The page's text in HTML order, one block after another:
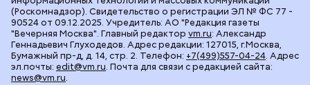
(Роскомнадзор). Свидетельство о регистрации ЭЛ № ФС 77 -
90524 от 09.12.2025. Учредитель: АО "Редакция газеты
"Вечерняя Москва". Главный редактор vm.ru: Александр
Геннадьевич Глуходедов. Адрес редакции: 127015, г.Москва,
Бумажный пр-д, д. 14, стр. 2. Телефон: +7(499)557-04-24. Адрес
эл.почты: edit@vm.ru. Почта для связи с редакцией сайта:
news@vm.ru.